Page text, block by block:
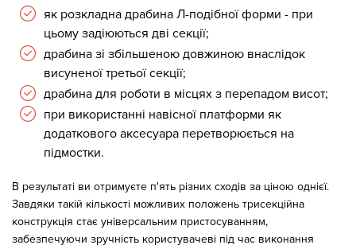
як розкладна драбина Л-подібної форми - при
цьому задіюються дві секції;
драбина зі збільшеною довжиною внаслідок
висуненої третьої секції;
драбина для роботи в місцях з перепадом висот;
при використанні навісної платформи як
додаткового аксесуара перетворюється на
підмостки.
В результаті ви отримуєте п'ять різних сходів за ціною однієї.
Завдяки такій кількості можливих положень трисекційна
конструкція стає універсальним пристосуванням,
забезпечуючи зручність користувачеві під час виконання